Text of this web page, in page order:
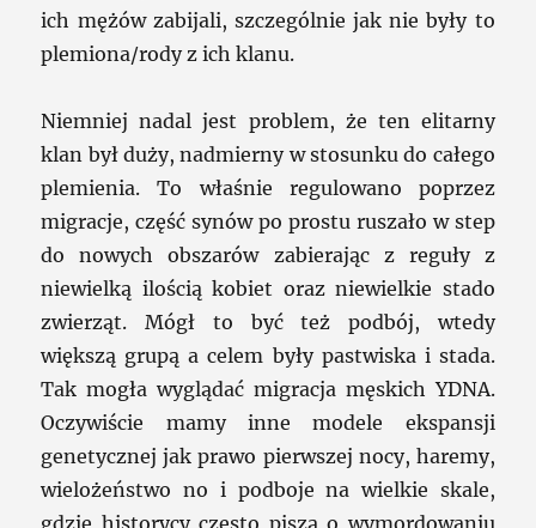
ich mężów zabijali, szczególnie jak nie były to
plemiona/rody z ich klanu.
Niemniej nadal jest problem, że ten elitarny
klan był duży, nadmierny w stosunku do całego
plemienia. To właśnie regulowano poprzez
migracje, część synów po prostu ruszało w step
do nowych obszarów zabierając z reguły z
niewielką ilością kobiet oraz niewielkie stado
zwierząt. Mógł to być też podbój, wtedy
większą grupą a celem były pastwiska i stada.
Tak mogła wyglądać migracja męskich YDNA.
Oczywiście mamy inne modele ekspansji
genetycznej jak prawo pierwszej nocy, haremy,
wielożeństwo no i podboje na wielkie skale,
gdzie historycy często piszą o wymordowaniu